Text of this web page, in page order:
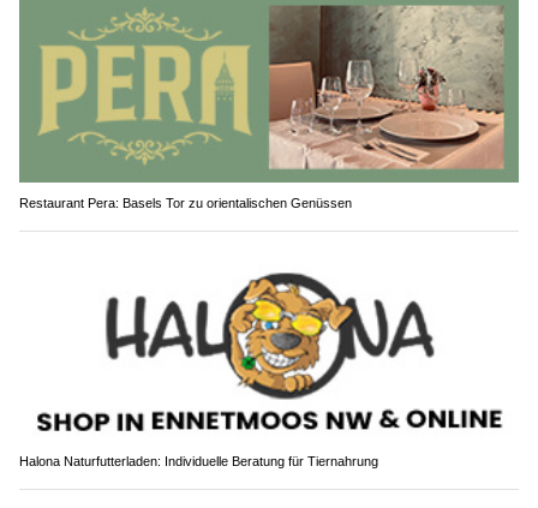
Restaurant Pera: Basels Tor zu orientalischen Genüssen
Halona Naturfutterladen: Individuelle Beratung für Tiernahrung